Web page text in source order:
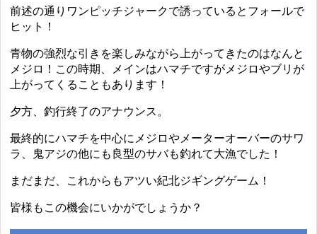
前述の通りワンピッチジャークで誘っているとフォールで
ヒット！
青物の強烈な引きを楽しみながら上がってきたのはなんと
メジロ！この時期、メインはハマチですがメジロやブリが
上がってくることもあります！
夕方、釣行終了のアナウンス。
最終的にハマチを中心にメジロやメーターオーバーのサワ
ラ、鬼アジの他にも良型のサバも釣れて大漁でした！
まだまだ、これからもアツい紀北ジギングゲーム！
皆様もこの機会にいかがでしょうか？